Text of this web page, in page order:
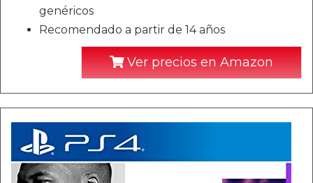
genéricos
Recomendado a partir de 14 años
Ver precios en Amazon